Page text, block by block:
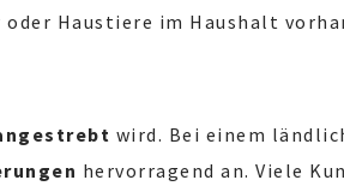
Haustiere im Haushalt
wird. Bei einem
hervorragend an. Viele